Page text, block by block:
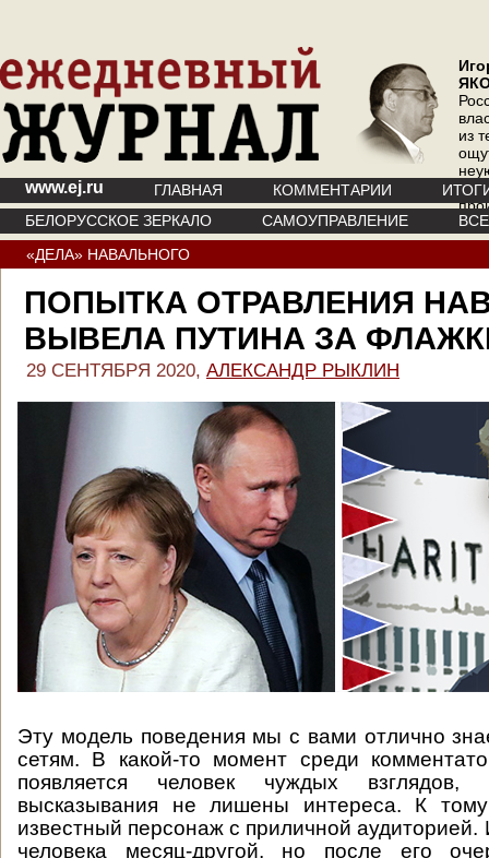
из
где
www.ej.ru ГЛАВНАЯ КОММЕНТАРИИ
БЕЛОРУССКОЕ ЗЕРКАЛО
САМОУПРАВЛЕНИЕ
«ДЕЛА» НАВАЛЬНОГО
ПОПЫТКА ОТРАВЛЕНИЯ
ВЫВЕЛА ПУТИНА ЗА
29 СЕНТЯБРЯ 2020, АЛЕКСАНДР РЫКЛИН
Эту модель поведения мы с вами отлично
сетям. В какой-то момент среди
появляется человек чуждых
высказывания не лишены интереса. К
известный персонаж с приличной аудиторией.
человека месяц-другой, но после его